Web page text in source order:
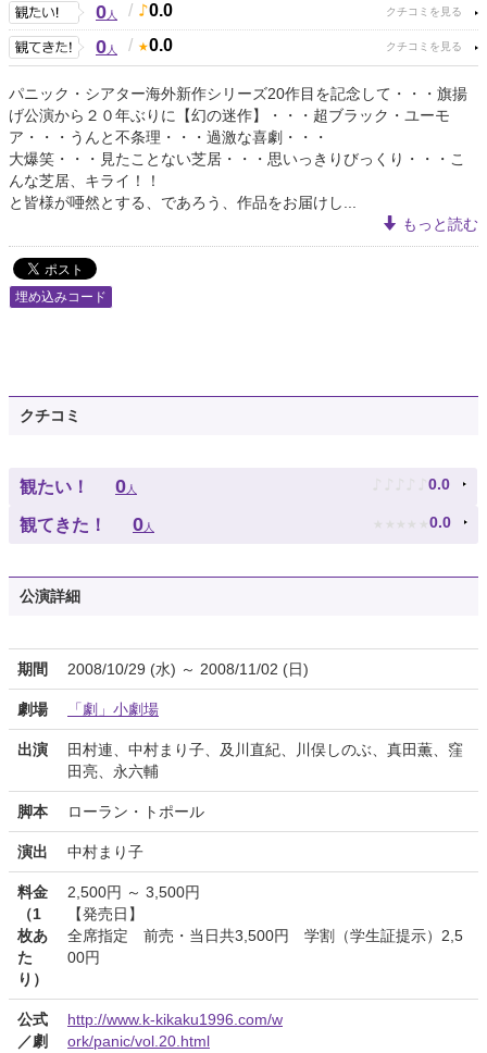
0人 / 0.0
0人 / 0.0
パニック・シアター海外新作シリーズ20作目を記念して・・・旗揚
げ公演から２０年ぶりに【幻の迷作】・・・超ブラック・ユーモ
ア・・・うんと不条理・・・過激な喜劇・・・
大爆笑・・・見たことない芝居・・・思いっきりびっくり・・・こ
んな芝居、キライ！！
と皆様が唖然とする、であろう、作品をお届けし...
もっと読む
埋め込みコード
クチコミ
観たい！ 0人 ♪ ♪ ♪ ♪ ♪ 0.0
観てきた！ 0人 ★ ★ ★ ★ ★ 0.0
公演詳細
期間 2008/10/29 (水) ～ 2008/11/02 (日)
劇場 「劇」小劇場
出演
田村連、中村まり子、及川直紀、川俣しのぶ、真田薫、窪
田亮、永六輔
脚本 ローラン・トポール
演出 中村まり子
料金
（1
枚あ
た
り）
2,500円 ～ 3,500円
【発売日】
全席指定 前売・当日共3,500円 学割（学生証提示）2,5
00円
公式
／劇
http://www.k-kikaku1996.com/w
ork/panic/vol.20.html